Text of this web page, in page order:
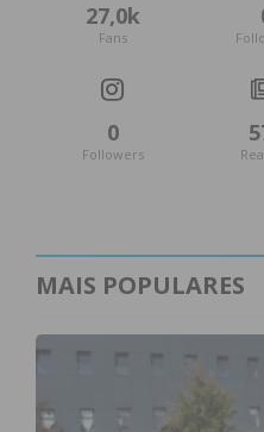
27,0k
Fans
0
Followers
MAIS POPULARES